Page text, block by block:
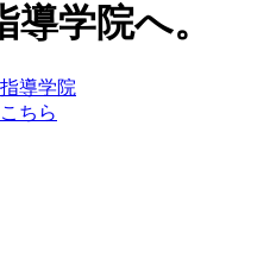
学院へ。
導学院